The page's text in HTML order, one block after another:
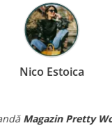
Nico Estoica
Magazin Pretty